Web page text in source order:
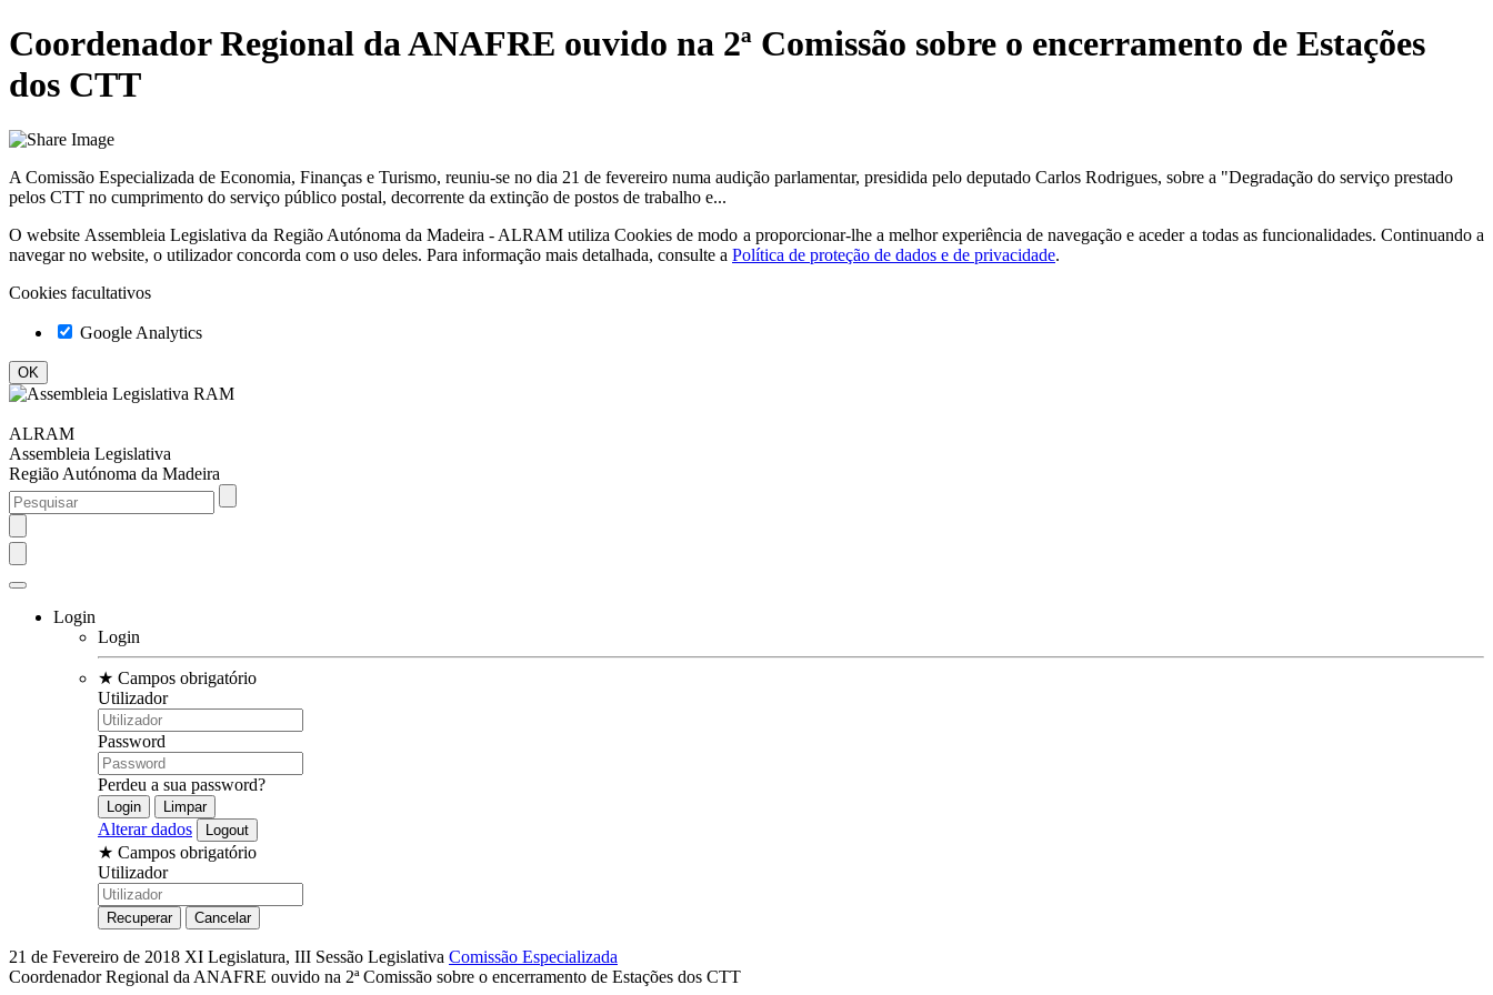
Coordenador Regional da ANAFRE ouvido na 2ª Comissão sobre o encerramento de Estações
dos CTT
A Comissão Especializada de Economia, Finanças e Turismo, reuniu-se no dia 21 de fevereiro numa audição parlamentar, presidida pelo deputado Carlos Rodrigues, sobre a "Degradação do serviço prestado
pelos CTT no cumprimento do serviço público postal, decorrente da extinção de postos de trabalho e...
O website Assembleia Legislativa da Região Autónoma da Madeira - ALRAM utiliza Cookies de modo a proporcionar-lhe a melhor experiência de navegação e aceder a todas as funcionalidades. Continuando a
navegar no website, o utilizador concorda com o uso deles. Para informação mais detalhada, consulte a Política de proteção de dados e de privacidade.
Cookies facultativos
Google Analytics
ALRAM
Assembleia Legislativa
Região Autónoma da Madeira
Login
Login
★ Campos obrigatório
Utilizador
Password
Perdeu a sua password?
Alterar dados
★ Campos obrigatório
Utilizador
21 de Fevereiro de 2018 XI Legislatura, III Sessão Legislativa Comissão Especializada
Coordenador Regional da ANAFRE ouvido na 2ª Comissão sobre o encerramento de Estações dos CTT